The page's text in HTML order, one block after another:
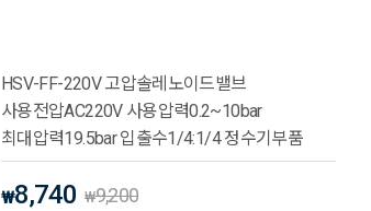
HSV-FF-220V 고압솔레노이드밸브
사용전압AC220V 사용압력0.2~10bar
최대압력19.5bar 입출수1/4:1/4 정수기부품
₩8,740 ₩9,200